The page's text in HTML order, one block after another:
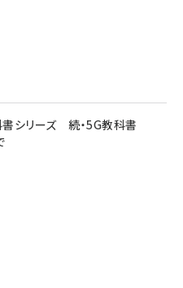
書シリーズ 続・5G教科書